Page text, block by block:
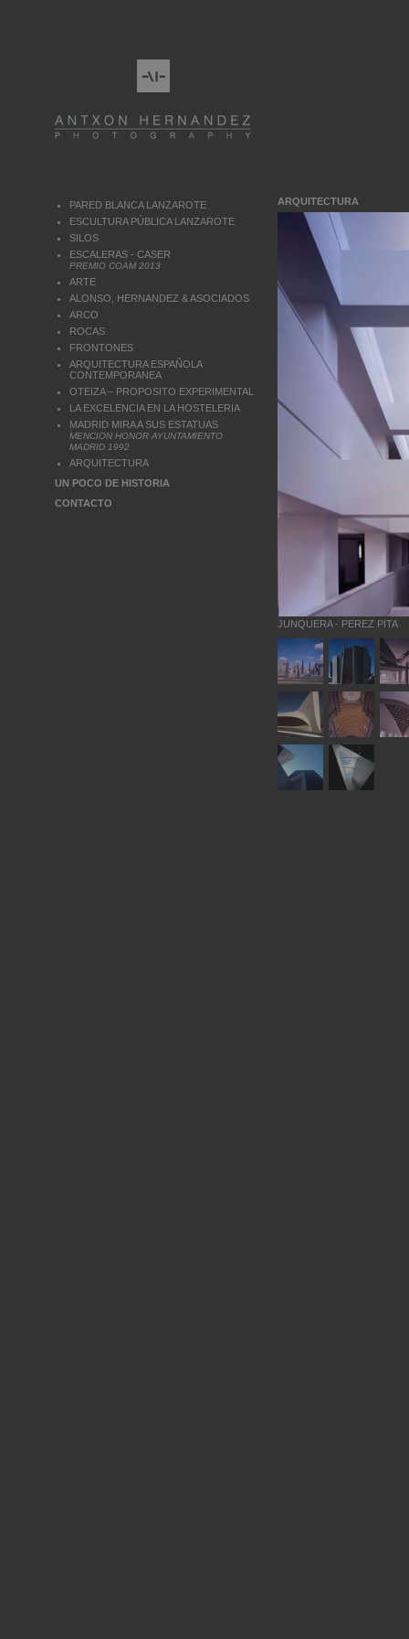
PARED BLANCA LANZAROTE
ESCULTURA PÚBLICA LANZAROTE
SILOS
ESCALERAS - CASER
PREMIO COAM 2013
ARTE
ALONSO, HERNANDEZ & ASOCIADOS
ARCO
ROCAS
FRONTONES
ARQUITECTURA ESPAÑOLA
CONTEMPORANEA
OTEIZA – PROPOSITO EXPERIMENTAL
LA EXCELENCIA EN LA HOSTELERIA
MADRID MIRA A SUS ESTATUAS
MENCION HONOR AYUNTAMIENTO
MADRID 1992
ARQUITECTURA
UN POCO DE HISTORIA
CONTACTO
ARQUITECTURA
JUNQUERA - PEREZ PITA